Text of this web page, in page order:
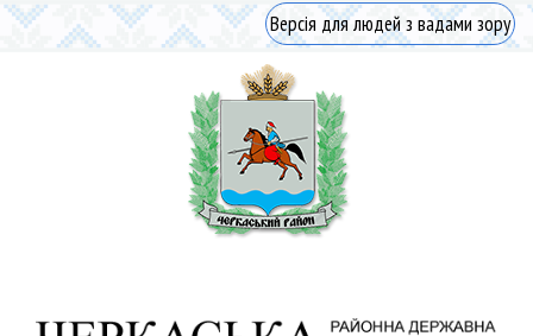
Версія для людей з вадами зору